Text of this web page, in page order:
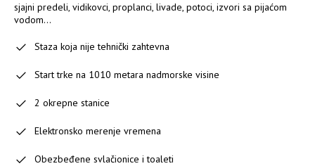
sjajni predeli, vidikovci, proplanci, livade, potoci, izvori sa pijaćom
vodom...
Staza koja nije tehnički zahtevna
Start trke na 1010 metara nadmorske visine
2 okrepne stanice
Elektronsko merenje vremena
Obezbeđene svlačionice i toaleti